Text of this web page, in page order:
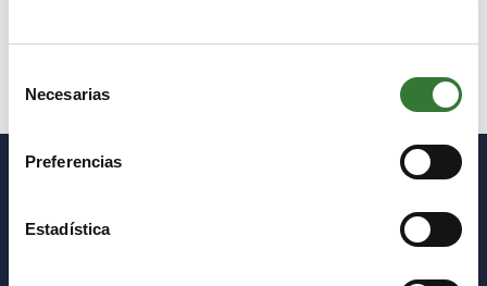
Necesarias
Preferencias
Estadística
Otros documentos